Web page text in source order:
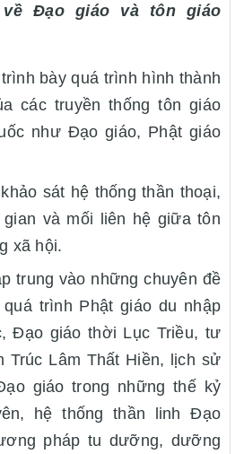
Đạo giáo và tôn giáo
bày quá trình hình thành
các truyền thống tôn giáo
như Đạo giáo, Phật giáo
sát hệ thống thần thoại,
và mối liên hệ giữa tôn
xã hội.
trung vào những chuyên đề
trình Phật giáo du nhập
Đạo giáo thời Lục Triều, tư
Trúc Lâm Thất Hiền, lịch sử
giáo trong những thế kỷ
hệ thống thần linh Đạo
pháp tu dưỡng, dưỡng